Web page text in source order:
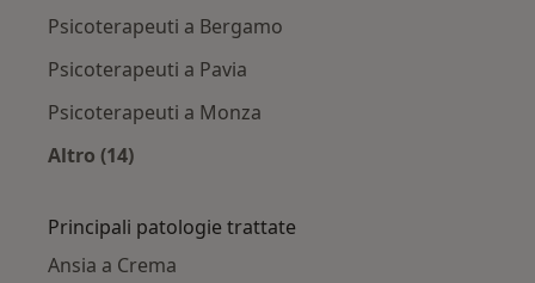
Psicoterapeuti a Bergamo
Psicoterapeuti a Pavia
Psicoterapeuti a Monza
Altro (14)
Principali patologie trattate
Ansia a Crema